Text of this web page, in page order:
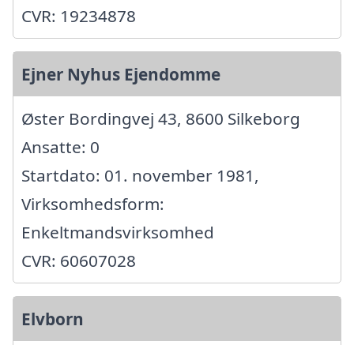
CVR: 19234878
Ejner Nyhus Ejendomme
Øster Bordingvej 43, 8600 Silkeborg
Ansatte: 0
Startdato: 01. november 1981,
Virksomhedsform:
Enkeltmandsvirksomhed
CVR: 60607028
Elvborn